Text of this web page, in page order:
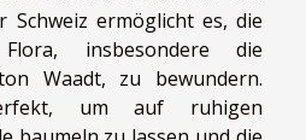
Schweiz ermöglicht es, die
insbesondere die
Waadt, zu bewundern.
um auf ruhigen